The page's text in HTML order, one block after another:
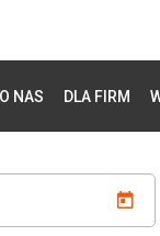
O NAS DLA FIRM